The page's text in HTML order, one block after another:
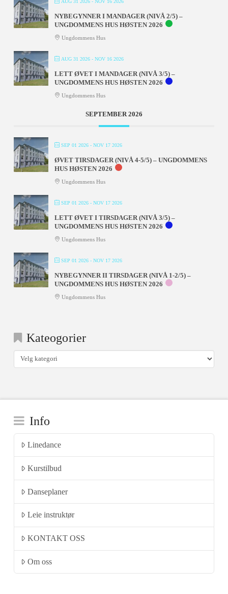
AUG 31 2026- NOV 16 2026
NYBEGYNNER I MANDAGER (NIVÅ 2/5) –
UNGDOMMENS HUS HØSTEN 2026
Ungdommens Hus
AUG 31 2026- NOV 16 2026
LETT ØVET I MANDAGER (NIVÅ 3/5) –
UNGDOMMENS HUS HØSTEN 2026
Ungdommens Hus
SEPTEMBER 2026
SEP 01 2026- NOV 17 2026
ØVET TIRSDAGER (NIVÅ 4-5/5) – UNGDOMMENS
HUS HØSTEN 2026
Ungdommens Hus
SEP 01 2026- NOV 17 2026
LETT ØVET I TIRSDAGER (NIVÅ 3/5) –
UNGDOMMENS HUS HØSTEN 2026
Ungdommens Hus
SEP 01 2026- NOV 17 2026
NYBEGYNNER II TIRSDAGER (NIVÅ 1-2/5) –
UNGDOMMENS HUS HØSTEN 2026
Ungdommens Hus
Kateogorier
Kateogorier
Info
Linedance
Kurstilbud
Danseplaner
Leie instruktør
KONTAKT OSS
Om oss